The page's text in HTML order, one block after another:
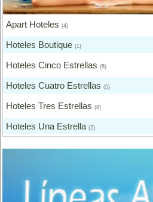
Comida Árabe(3)
Comida Brasilera
Comida Coreana(1)
Comida Española(2)
Comida Francesa(6)
Comida Fusión(3)
Comida Gourmet(3)
Comida Hindú(1)
Comida Italiana (6)
Apart Hoteles(4)
Hoteles Boutique(1)
Hoteles Cinco Estrellas(8)
Hoteles Cuatro Estrellas(5)
Hoteles Tres Estrellas(8)
Hoteles Una Estrella(2)
Otros Hoteles(1)